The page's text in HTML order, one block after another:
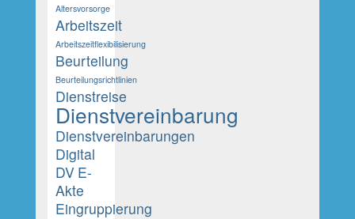
Altersvorsorge
Arbeitszeit
Arbeitszeitflexibilisierung
Beurteilung
Beurteilungsrichtlinien
Dienstreise
Dienstvereinbarung
Dienstvereinbarungen
Digital
DV E-
Akte
Eingruppierung